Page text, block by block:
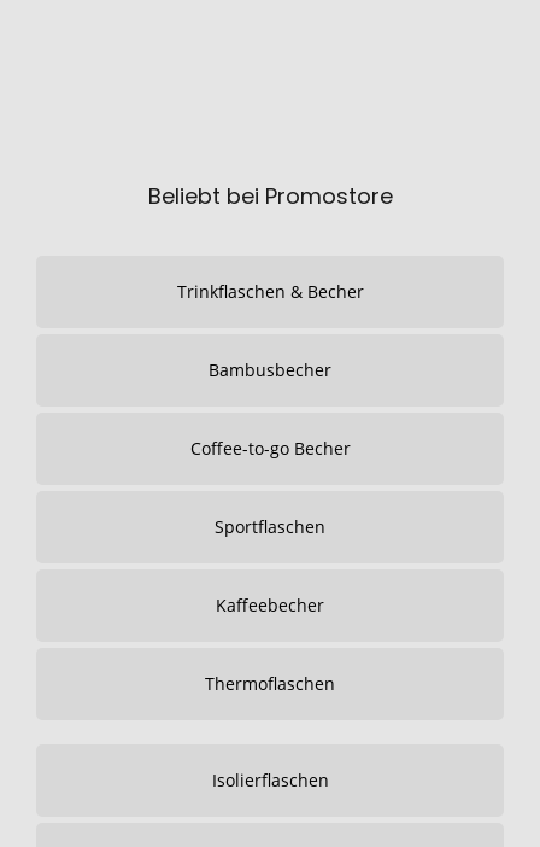
Beliebt bei Promostore
Trinkflaschen & Becher
Bambusbecher
Coffee-to-go Becher
Sportflaschen
Kaffeebecher
Thermoflaschen
Isolierflaschen